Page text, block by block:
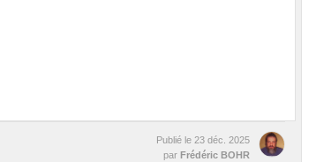
Publié le 23 déc. 2025
par Frédéric BOHR